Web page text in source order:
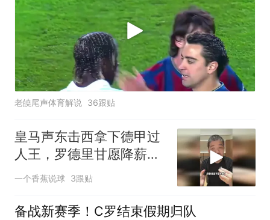
老皢尾声体育解说 36跟贴
皇马声东击西拿下德甲过
人王，罗德里甘愿降薪投
靠，维尼危险了！
一个香蕉说球 3跟贴
备战新赛季！C罗结束假期归队